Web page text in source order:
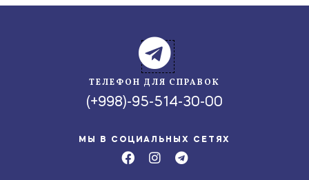
ТЕЛЕФОН ДЛЯ СПРАВОК
(+998)-95-514-30-00
МЫ В СОЦИАЛЬНЫХ СЕТЯХ